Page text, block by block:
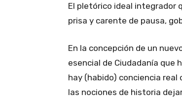
El pletórico ideal integrador
prisa y carente de pausa,
En la concepción de un
esencial de Ciudadanía que
hay (habido) conciencia real
las nociones de historia